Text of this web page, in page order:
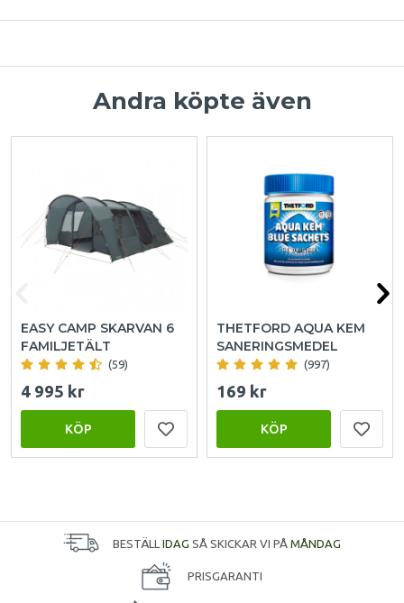
Andra köpte även
EASY CAMP SKARVAN 6
FAMILJETÄLT
(59)
4 995 kr
KÖP
THETFORD AQUA KEM
SANERINGSMEDEL
(997)
169 kr
KÖP
BESTÄLL IDAG SÅ SKICKAR VI PÅ MÅNDAG
PRISGARANTI